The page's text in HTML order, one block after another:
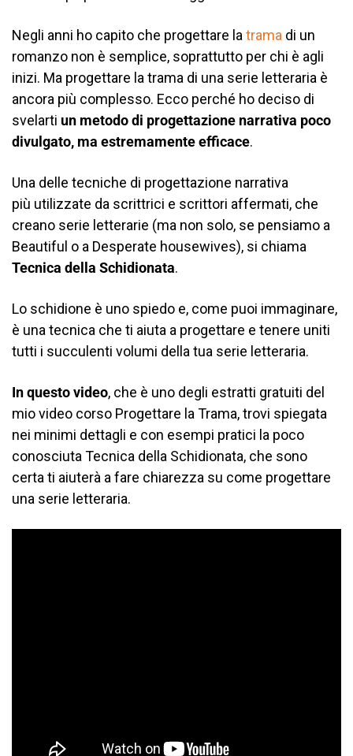
Negli anni ho capito che progettare la trama di un
romanzo non è semplice, soprattutto per chi è agli
inizi. Ma progettare la trama di una serie letteraria è
ancora più complesso. Ecco perché ho deciso di
svelarti un metodo di progettazione narrativa poco
divulgato, ma estremamente efficace.
Una delle tecniche di progettazione narrativa
più utilizzate da scrittrici e scrittori affermati, che
creano serie letterarie (ma non solo, se pensiamo a
Beautiful o a Desperate housewives), si chiama
Tecnica della Schidionata.
Lo schidione è uno spiedo e, come puoi immaginare,
è una tecnica che ti aiuta a progettare e tenere uniti
tutti i succulenti volumi della tua serie letteraria.
In questo video, che è uno degli estratti gratuiti del
mio video corso Progettare la Trama, trovi spiegata
nei minimi dettagli e con esempi pratici la poco
conosciuta Tecnica della Schidionata, che sono
certa ti aiuterà a fare chiarezza su come progettare
una serie letteraria.